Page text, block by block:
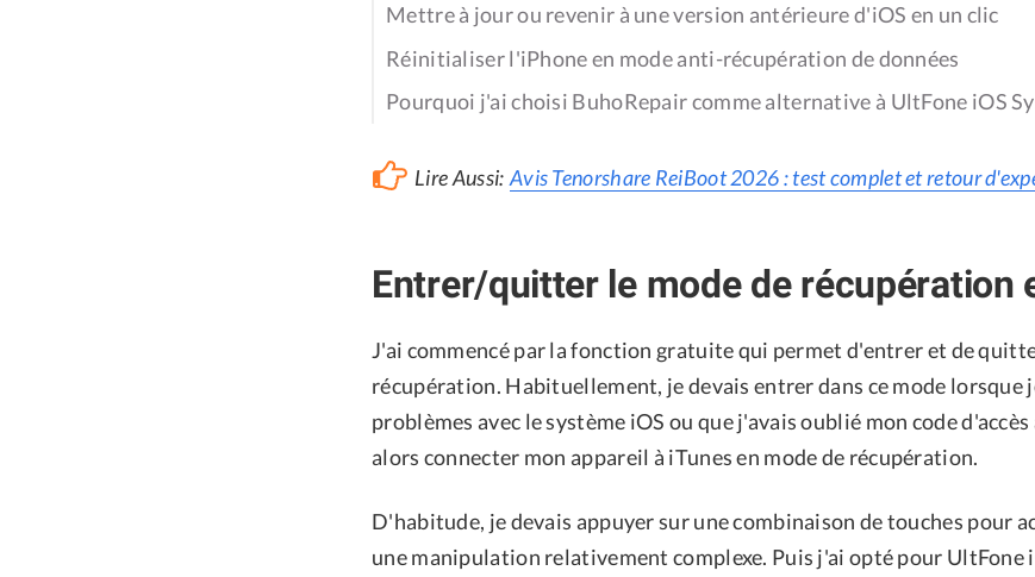
Mettre à jour ou revenir à une version antérieure d'iOS en un clic
Réinitialiser l'iPhone en mode anti-récupération de données
Pourquoi j'ai choisi BuhoRepair comme alternative à UltFone iOS
Lire Aussi: Avis Tenorshare ReiBoot 2026 : test complet et retour
Entrer/quitter le mode de récupération
J'ai commencé par la fonction gratuite qui permet d'entrer et de
récupération. Habituellement, je devais entrer dans ce mode lorsque
problèmes avec le système iOS ou que j'avais oublié mon code
alors connecter mon appareil à iTunes en mode de récupération.
D'habitude, je devais appuyer sur une combinaison de touches pour
une manipulation relativement complexe. Puis j'ai opté pour UltFone